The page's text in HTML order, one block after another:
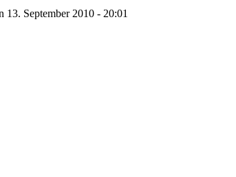
13. September 2010 - 20:01